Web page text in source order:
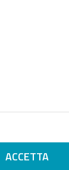
ACCETTA